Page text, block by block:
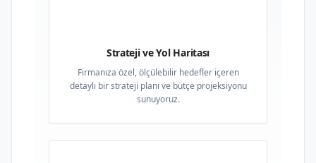
Strateji ve Yol Haritası
Firmanıza özel, ölçülebilir hedefler içeren
detaylı bir strateji planı ve bütçe projeksiyonu
sunuyoruz.